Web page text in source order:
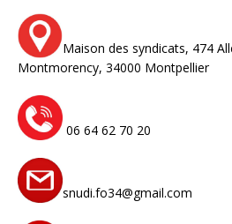
Maison des syndicats, 474
Montmorency, 34000 Montpellier
06 64 62 70 20
snudi.fo34@gmail.com